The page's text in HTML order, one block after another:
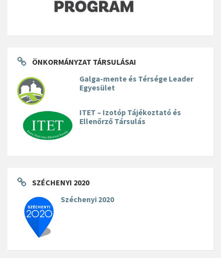
ÖNKORMÁNYZAT TÁRSULÁSAI
Galga-mente és Térsége Leader
Egyesület
ITET – Izotóp Tájékoztató és
Ellenőrző Társulás
SZÉCHENYI 2020
Széchenyi 2020